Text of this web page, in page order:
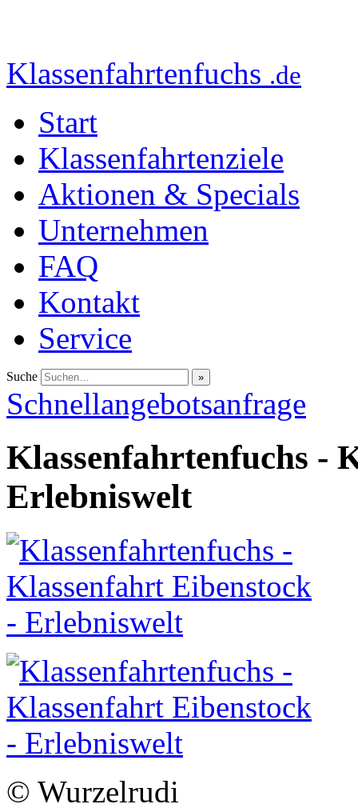
Klassenfahrtenfuchs .de
Start
Klassenfahrtenziele
Aktionen & Specials
Unternehmen
FAQ
Kontakt
Service
Suche
Schnellangebotsanfrage
Klassenfahrtenfuchs -
Erlebniswelt
© Wurzelrudi